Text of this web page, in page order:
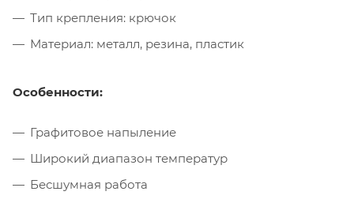
Тип крепления: крючок
Материал: металл, резина, пластик
Особенности:
Графитовое напыление
Широкий диапазон температур
Бесшумная работа